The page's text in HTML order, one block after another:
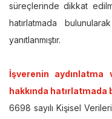
süreçlerinde dikkat
hatırlatmada
yanıtlanmıştır.
İşverenin aydınlatma
hakkında hatırlatmada
6698 sayılı Kişisel